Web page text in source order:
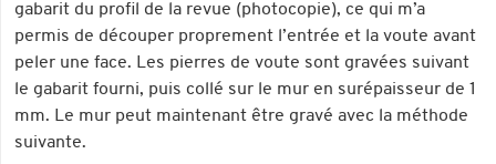
gabarit du profil de la revue (photocopie), ce qui m’a
permis de découper proprement l’entrée et la voute avant
peler une face. Les pierres de voute sont gravées suivant
le gabarit fourni, puis collé sur le mur en surépaisseur de 1
mm. Le mur peut maintenant être gravé avec la méthode
suivante.